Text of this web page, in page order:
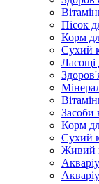
Пісок
Корм
Сухий
Ласощі
Засоби
Корм
Сухий
Живий